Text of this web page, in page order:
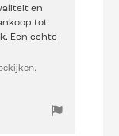
en
tot
Een echte